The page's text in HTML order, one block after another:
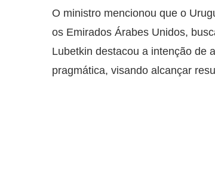
O ministro mencionou que o
os Emirados Árabes Unidos,
Lubetkin destacou a intenção de
pragmática, visando alcançar